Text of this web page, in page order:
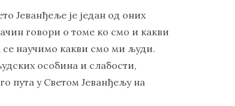
Јеванђеље је један од оних
говори о томе ко смо и какви
научимо какви смо ми људи.
особина и слабости,
пута у Светом Јеванђељу на